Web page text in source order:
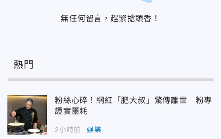
無任何留言，趕緊搶頭香！
熱門
粉絲心碎！網紅「肥大叔」驚傳離世 粉專
證實噩耗
2小時前 娛樂